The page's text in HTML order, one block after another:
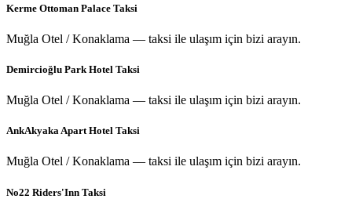
Kerme Ottoman Palace Taksi
Muğla Otel / Konaklama — taksi ile ulaşım için bizi arayın.
Demircioğlu Park Hotel Taksi
Muğla Otel / Konaklama — taksi ile ulaşım için bizi arayın.
AnkAkyaka Apart Hotel Taksi
Muğla Otel / Konaklama — taksi ile ulaşım için bizi arayın.
No22 Riders'Inn Taksi